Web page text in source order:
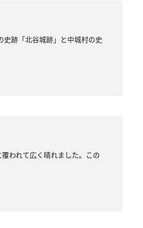
史跡「北谷城跡」と中城村の史
われて広く晴れました。この